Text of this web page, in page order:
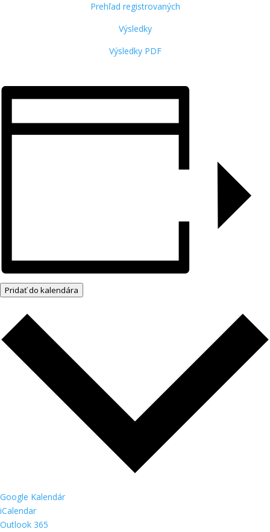
Prehľad registrovaných
Výsledky
Výsledky PDF
Pridať do kalendára
Google Kalendár
iCalendar
Outlook 365